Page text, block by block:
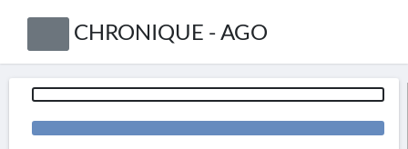
CHRONIQUE - AGO